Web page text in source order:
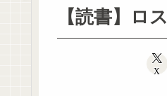
【読書】ロ
X